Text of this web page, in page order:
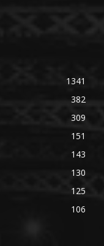
1341
382
309
151
143
130
125
106